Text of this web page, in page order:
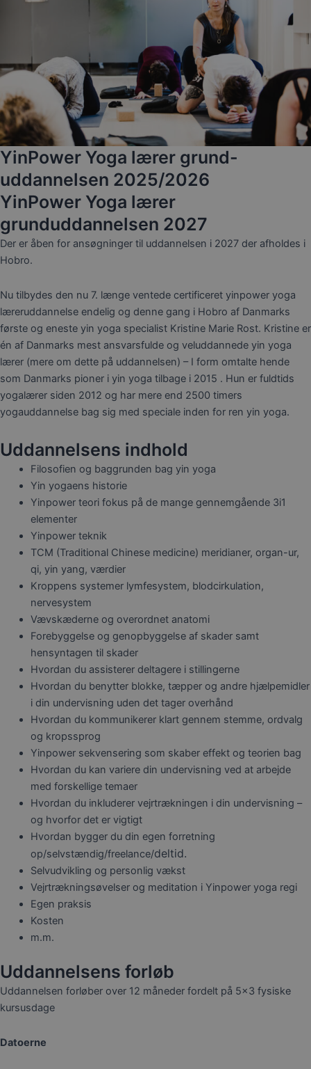
YinPower Yoga lærer grund-
uddannelsen 2025/2026
YinPower Yoga lærer
grunduddannelsen 2027
Der er åben for ansøgninger til uddannelsen i 2027 der afholdes i
Hobro.
Nu tilbydes den nu 7. længe ventede certificeret yinpower yoga
læreruddannelse endelig og denne gang i Hobro af Danmarks
første og eneste yin yoga specialist Kristine Marie Rost. Kristine er
én af Danmarks mest ansvarsfulde og veluddannede yin yoga
lærer (mere om dette på uddannelsen) – I form omtalte hende
som Danmarks pioner i yin yoga tilbage i 2015 . Hun er fuldtids
yogalærer siden 2012 og har mere end 2500 timers
yogauddannelse bag sig med speciale inden for ren yin yoga.
Uddannelsens indhold
Filosofien og baggrunden bag yin yoga
Yin yogaens historie
Yinpower teori fokus på de mange gennemgående 3i1
elementer
Yinpower teknik
TCM (Traditional Chinese medicine) meridianer, organ-ur,
qi, yin yang, værdier
Kroppens systemer lymfesystem, blodcirkulation,
nervesystem
Vævskæderne og overordnet anatomi
Forebyggelse og genopbyggelse af skader samt
hensyntagen til skader
Hvordan du assisterer deltagere i stillingerne
Hvordan du benytter blokke, tæpper og andre hjælpemidler
i din undervisning uden det tager overhånd
Hvordan du kommunikerer klart gennem stemme, ordvalg
og kropssprog
Yinpower sekvensering som skaber effekt og teorien bag
Hvordan du kan variere din undervisning ved at arbejde
med forskellige temaer
Hvordan du inkluderer vejrtrækningen i din undervisning –
og hvorfor det er vigtigt
Hvordan bygger du din egen forretning
op/selvstændig/freelance/deltid.
Selvudvikling og personlig vækst
Vejrtrækningsøvelser og meditation i Yinpower yoga regi
Egen praksis
Kosten
m.m.
Uddannelsens forløb
Uddannelsen forløber over 12 måneder fordelt på 5×3 fysiske
kursusdage
Datoerne